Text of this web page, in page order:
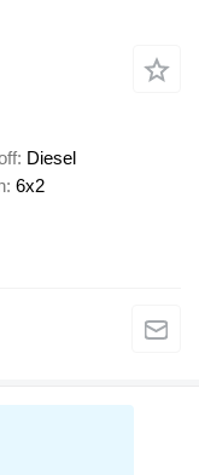
Diesel
6x2